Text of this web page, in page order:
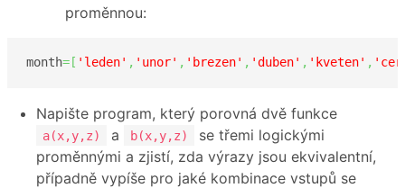
proměnnou:
month= [ 'leden' , 'unor' , 'brezen' , 'duben' , 'kveten' ,
Napište program, který porovná dvě funkce
a(x,y,z) a b(x,y,z)
se třemi logickými
proměnnými a zjistí, zda výrazy jsou ekvivalentní,
případně vypíše pro jaké kombinace vstupů se